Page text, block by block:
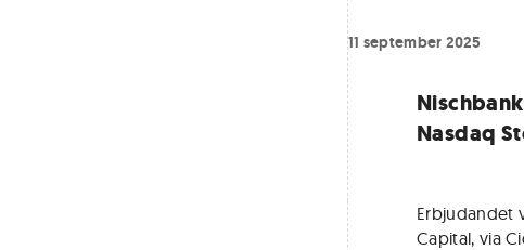
11 september 2025
Nasdaq
Erbjudandet
Capital, via